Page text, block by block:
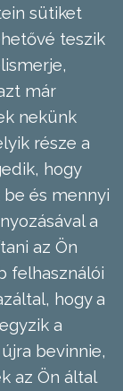
sütiket
teszik
már
nekünk
része a
hogy
és mennyi
a
az Ön
felhasználói
hogy a
a
bevinnie,
az Ön által